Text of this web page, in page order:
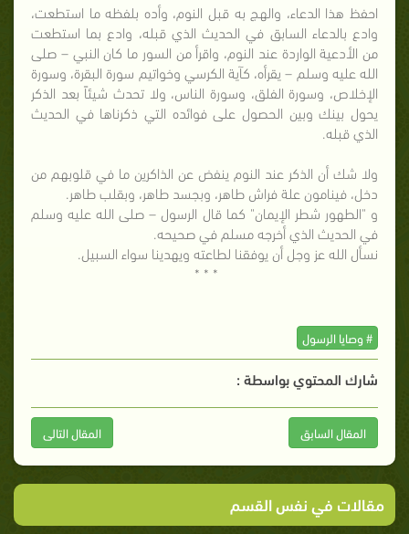
احفظ هذا الدعاء، والهج به قبل النوم، وأده بلفظه ما استطعت،
وادع بالدعاء السابق في الحديث الذي قبله، وادع بما استطعت
من الأدعية الواردة عند النوم، واقرأ من السور ما كان النبي – صلى
الله عليه وسلم – يقرأه، كآية الكرسي وخواتيم سورة البقرة، وسورة
الإخلاص، وسورة الفلق، وسورة الناس، ولا تحدث شيئاً بعد الذكر
يحول بينك وبين الحصول على فوائده التي ذكرناها في الحديث
الذي قبله.
ولا شك أن الذكر عند النوم ينفض عن الذاكرين ما في قلوبهم من
دخل، فينامون علة فراش طاهر، وبجسد طاهر، وبقلب طاهر.
و "الطهور شطر الإيمان" كما قال الرسول – صلى الله عليه وسلم
في الحديث الذي أخرجه مسلم في صحيحه.
نسأل الله عز وجل أن يوفقنا لطاعته ويهدينا سواء السبيل.
* * *
# وصايا الرسول
شارك المحتوي بواسطة :
المقال السابق المقال التالى
مقالات في نفس القسم